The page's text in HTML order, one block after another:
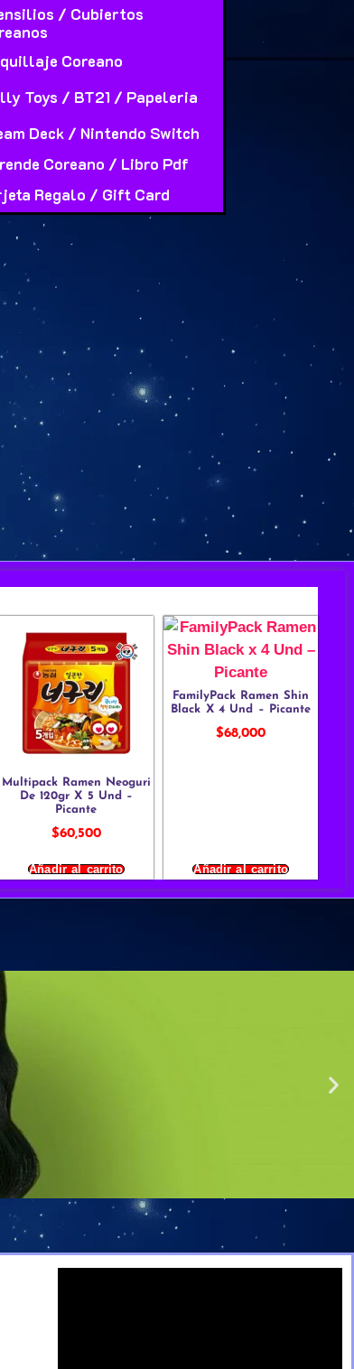
/ Cubiertos
Coreano
Toys / BT21 / Papeleria
Deck / Nintendo Switch
Coreano / Libro Pdf
Regalo / Gift Card
Multipack Ramen Neoguri
De 120gr X 5 Und –
Picante
$60,500
Añadir al carrito
FamilyPack Ramen Shin
Black X 4 Und – Picante
$68,000
Añadir al carrito